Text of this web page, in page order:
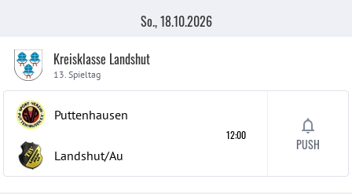
So., 18.10.2026
Kreisklasse Landshut
13. Spieltag
Puttenhausen
Landshut/Au
12:00
PUSH